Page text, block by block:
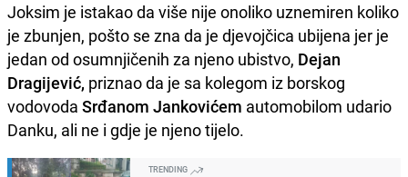
Joksim je istakao da više nije onoliko uznemiren koliko
je zbunjen, pošto se zna da je djevojčica ubijena jer je
jedan od osumnjičenih za njeno ubistvo, Dejan
Dragijević, priznao da je sa kolegom iz borskog
vodovoda Srđanom Jankovićem automobilom udario
Danku, ali ne i gdje je njeno tijelo.
TRENDING